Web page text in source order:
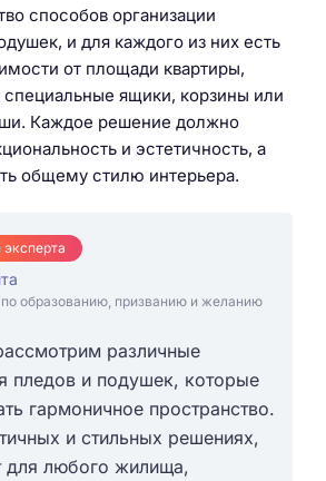
способов организации
и для каждого из них есть
от площади квартиры,
ящики, корзины или
Каждое решение должно
и эстетичность, а
общему стилю интерьера.
образованию, призванию и желанию
различные
пледов и подушек, которые
гармоничное пространство.
и стильных решениях,
для любого жилища,